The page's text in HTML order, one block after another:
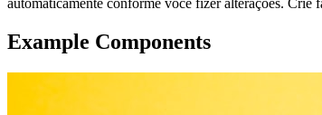
Example Components